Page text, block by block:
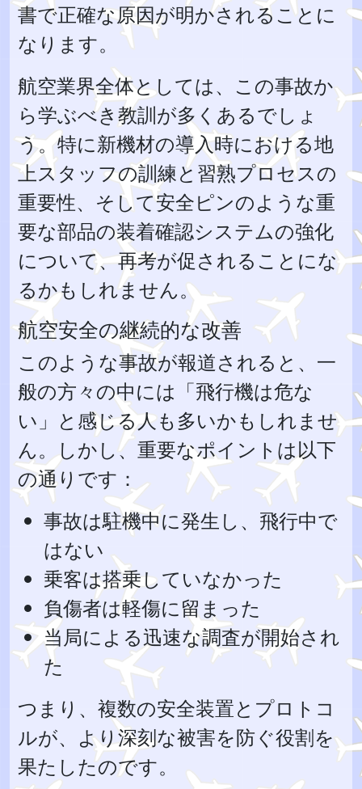
書で正確な原因が明かされることに
なります。
航空業界全体としては、この事故か
ら学ぶべき教訓が多くあるでしょ
う。特に新機材の導入時における地
上スタッフの訓練と習熟プロセスの
重要性、そして安全ピンのような重
要な部品の装着確認システムの強化
について、再考が促されることにな
るかもしれません。
航空安全の継続的な改善
このような事故が報道されると、一
般の方々の中には「飛行機は危な
い」と感じる人も多いかもしれませ
ん。しかし、重要なポイントは以下
の通りです：
事故は駐機中に発生し、飛行中で
はない
乗客は搭乗していなかった
負傷者は軽傷に留まった
当局による迅速な調査が開始され
た
つまり、複数の安全装置とプロトコ
ルが、より深刻な被害を防ぐ役割を
果たしたのです。